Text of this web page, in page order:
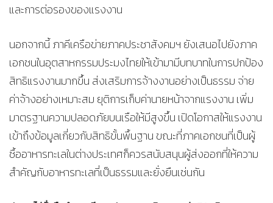
และการต่อรองของแรงงาน
นอกจากนี้ ภาคีเครือข่ายภาคประชาสังคมฯ ยังเสนอไปยังภาค
เอกชนในอุตสาหกรรมประมงไทยให้เข้ามามีบทบาทในการปกป้อง
สิทธิแรงงานมากขึ้น ส่งเสริมการจ้างงานอย่างเป็นธรรม จ่าย
ค่าจ้างอย่างเหมาะสม ยุติการเก็บค่านายหน้าจากแรงงาน เพิ่ม
มาตรฐานความปลอดภัยบนเรือให้มีสูงขึ้น เปิดโอกาสให้แรงงาน
เข้าถึงข้อมูลเกี่ยวกับสิทธิขั้นพื้นฐาน ขณะที่ภาคเอกชนที่เป็นผู้
ซื้ออาหารทะเลในต่างประเทศก็ควรสนับสนุนผู้ส่งออกที่ให้ความ
สำคัญกับอาหารทะเลที่เป็นธรรมและยั่งยืนเช่นกัน